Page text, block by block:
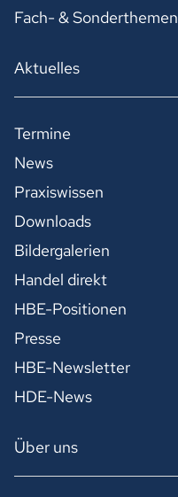
Fach- & Sonderthemen
Aktuelles
Termine
News
Praxiswissen
Downloads
Bildergalerien
Handel direkt
HBE-Positionen
Presse
HBE-Newsletter
HDE-News
Über uns